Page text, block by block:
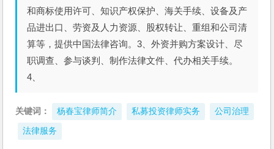
和商标使用许可、知识产权保护、海关手续、设备及产
品进出口、劳资及人力资源、股权转让、重组和公司清
算等，提供中国法律咨询。3、外资并购方案设计、尽
职调查、参与谈判、制作法律文件、代办相关手续。
4、
关键词： 杨春宝律师简介 私募投资律师实务 公司治理
法律服务